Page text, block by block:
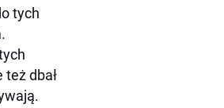
tych
też dbał